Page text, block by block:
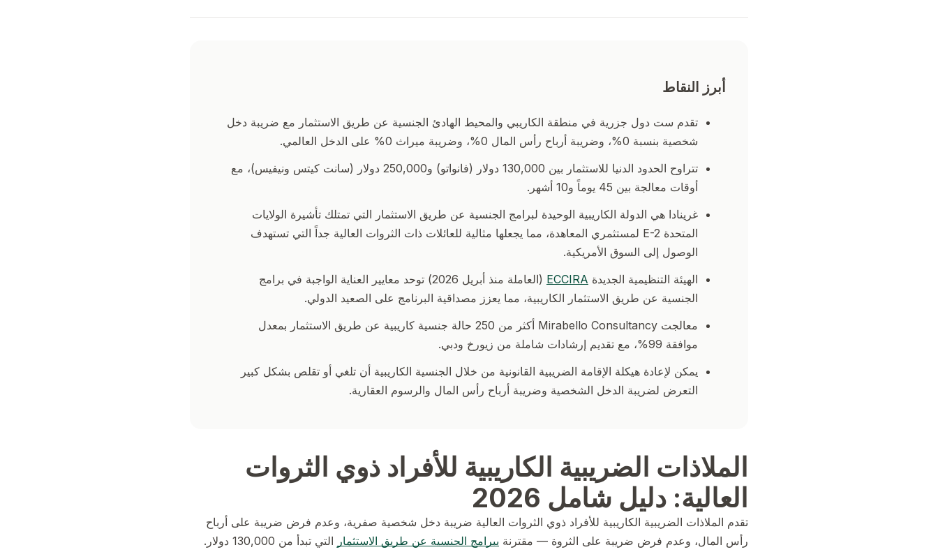
أبرز النقاط
تقدم ست دول جزرية في منطقة الكاريبي والمحيط الهادئ الجنسية عن طريق الاستثمار مع ضريبة دخل
شخصية بنسبة 0%، وضريبة أرباح رأس المال 0%، وضريبة ميراث 0% على الدخل العالمي.
تتراوح الحدود الدنيا للاستثمار بين 130,000 دولار (فانواتو) و250,000 دولار (سانت كيتس ونيفيس)، مع
أوقات معالجة بين 45 يوماً و10 أشهر.
غرينادا هي الدولة الكاريبية الوحيدة لبرامج الجنسية عن طريق الاستثمار التي تمتلك تأشيرة الولايات
المتحدة E-2 لمستثمري المعاهدة، مما يجعلها مثالية للعائلات ذات الثروات العالية جداً التي تستهدف
الوصول إلى السوق الأمريكية.
الهيئة التنظيمية الجديدة ECCIRA
(العاملة منذ أبريل 2026) توحد معايير العناية الواجبة في برامج
الجنسية عن طريق الاستثمار الكاريبية، مما يعزز مصداقية البرنامج على الصعيد الدولي.
معالجت Mirabello Consultancy أكثر من 250 حالة جنسية كاريبية عن طريق الاستثمار بمعدل
موافقة 99%، مع تقديم إرشادات شاملة من زيورخ ودبي.
يمكن لإعادة هيكلة الإقامة الضريبية القانونية من خلال الجنسية الكاريبية أن تلغي أو تقلص بشكل كبير
التعرض لضريبة الدخل الشخصية وضريبة أرباح رأس المال والرسوم العقارية.
الملاذات الضريبية الكاريبية للأفراد ذوي الثروات
العالية: دليل شامل 2026
تقدم الملاذات الضريبية الكاريبية للأفراد ذوي الثروات العالية ضريبة دخل شخصية صفرية، وعدم فرض ضريبة على أرباح
رأس المال، وعدم فرض ضريبة على الثروة — مقترنة ببرامج الجنسية عن طريق الاستثمار
التي تبدأ من 130,000 دولار.